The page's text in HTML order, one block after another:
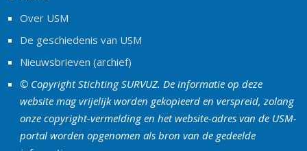
Over USM
De geschiedenis van USM
Nieuwsbrieven (archief)
© Copyright Stichting SURVUZ. De informatie op deze
website mag vrijelijk worden gekopieerd en verspreid, zolang
onze copyright-vermelding en het website-adres van de USM-
portal worden opgenomen als bron van de gedeelde